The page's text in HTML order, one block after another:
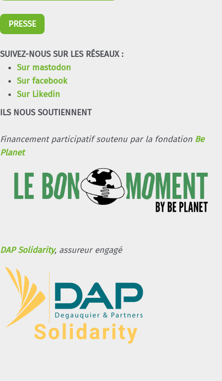
PRESSE
SUIVEZ-NOUS SUR LES RÉSEAUX :
Sur mastodon
Sur facebook
Sur Likedin
ILS NOUS SOUTIENNENT
Financement participatif soutenu par la fondation Be
Planet
DAP Solidarity, assureur engagé